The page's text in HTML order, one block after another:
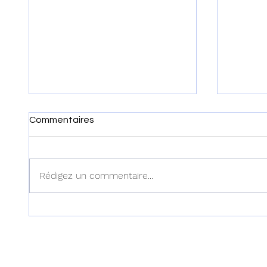
Directeur de cabinet du
le
Commentaires
Rédigez un commentaire...